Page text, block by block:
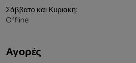
Σάββατο και Κυριακή:
Offline
Αγορές